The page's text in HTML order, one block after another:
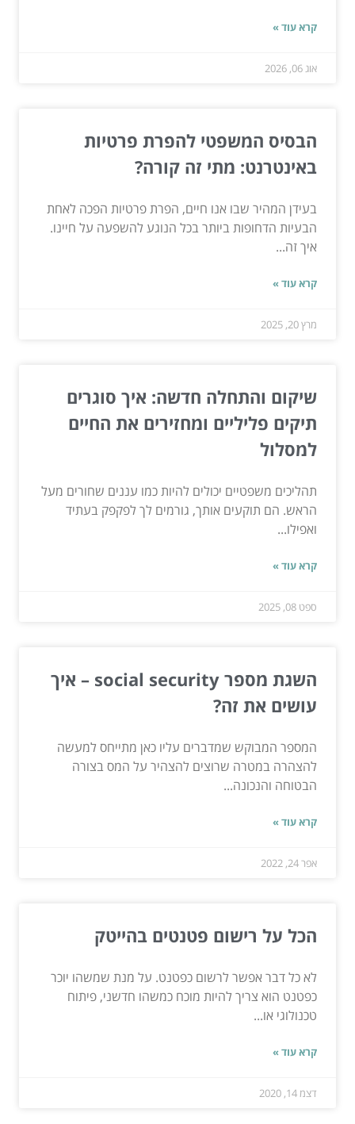
קרא עוד »
אוג 06, 2026
הבסיס המשפטי להפרת פרטיות
באינטרנט: מתי זה קורה?
בעידן המהיר שבו אנו חיים, הפרת פרטיות הפכה לאחת
הבעיות הדחופות ביותר בכל הנוגע להשפעה על חיינו.
איך זה...
קרא עוד »
מרץ 20, 2025
שיקום והתחלה חדשה: איך סוגרים
תיקים פליליים ומחזירים את החיים
למסלול
תהליכים משפטיים יכולים להיות כמו עננים שחורים מעל
הראש. הם תוקעים אותך, גורמים לך לפקפק בעתיד
ואפילו...
קרא עוד »
ספט 08, 2025
השגת מספר social security – איך
עושים את זה?
המספר המבוקש שמדברים עליו כאן מתייחס למעשה
להצהרה במטרה שרוצים להצהיר על המס בצורה
הבטוחה והנכונה...
קרא עוד »
אפר 24, 2022
הכל על רישום פטנטים בהייטק
לא כל דבר אפשר לרשום כפטנט. על מנת שמשהו יוכר
כפטנט הוא צריך להיות מוכח כמשהו חדשני, פיתוח
טכנולוגי או...
קרא עוד »
דצמ 14, 2020